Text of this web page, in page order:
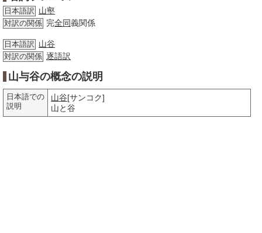
日本語訳 山壑
対訳の関係 完全同義関係
日本語訳 山谷
対訳の関係 逐語訳
山与谷の概念の説明
日本語での
説明
山谷[サンコク]
山と谷